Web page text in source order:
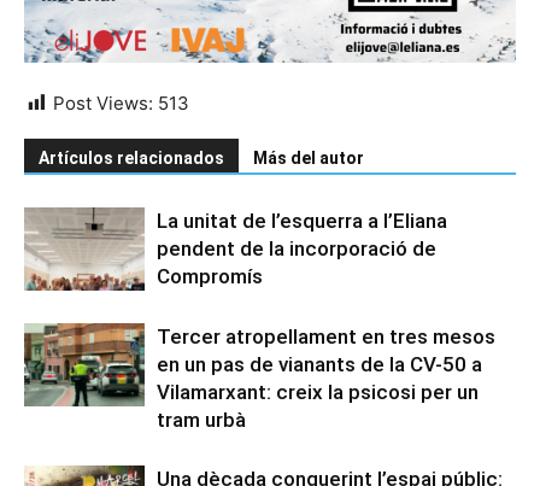
Post Views: 513
Artículos relacionados Más del autor
La unitat de l’esquerra a l’Eliana
pendent de la incorporació de
Compromís
Tercer atropellament en tres mesos
en un pas de vianants de la CV-50 a
Vilamarxant: creix la psicosi per un
tram urbà
Una dècada conquerint l’espai públic: